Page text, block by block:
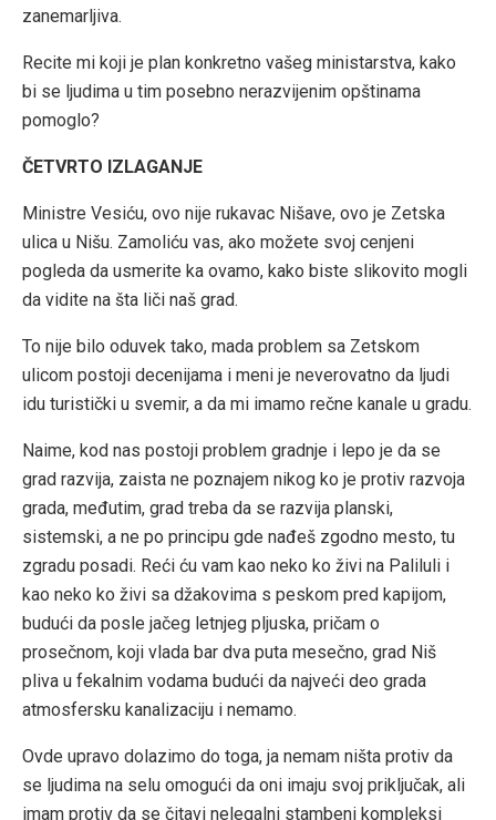
zanemarljiva.
Recite mi koji je plan konkretno vašeg ministarstva, kako
bi se ljudima u tim posebno nerazvijenim opštinama
pomoglo?
ČETVRTO IZLAGANJE
Ministre Vesiću, ovo nije rukavac Nišave, ovo je Zetska
ulica u Nišu. Zamoliću vas, ako možete svoj cenjeni
pogleda da usmerite ka ovamo, kako biste slikovito mogli
da vidite na šta liči naš grad.
To nije bilo oduvek tako, mada problem sa Zetskom
ulicom postoji decenijama i meni je neverovatno da ljudi
idu turistički u svemir, a da mi imamo rečne kanale u gradu.
Naime, kod nas postoji problem gradnje i lepo je da se
grad razvija, zaista ne poznajem nikog ko je protiv razvoja
grada, međutim, grad treba da se razvija planski,
sistemski, a ne po principu gde nađeš zgodno mesto, tu
zgradu posadi. Reći ću vam kao neko ko živi na Paliluli i
kao neko ko živi sa džakovima s peskom pred kapijom,
budući da posle jačeg letnjeg pljuska, pričam o
prosečnom, koji vlada bar dva puta mesečno, grad Niš
pliva u fekalnim vodama budući da najveći deo grada
atmosfersku kanalizaciju i nemamo.
Ovde upravo dolazimo do toga, ja nemam ništa protiv da
se ljudima na selu omogući da oni imaju svoj priključak, ali
imam protiv da se čitavi nelegalni stambeni kompleksi